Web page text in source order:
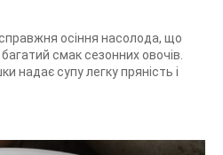
осіння насолода, що
смак сезонних овочів.
надає супу легку пряність і